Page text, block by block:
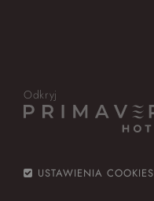
Odkryj
USTAWIENIA COOKIES